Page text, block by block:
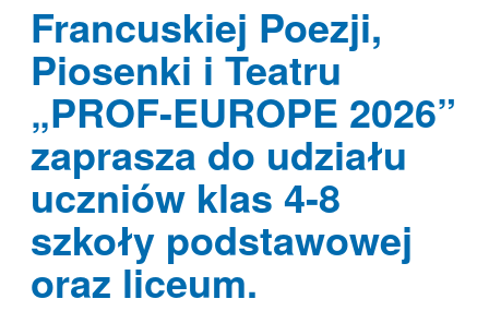
Francuskiej Poezji,
Piosenki i Teatru
„PROF-EUROPE 2026”
zaprasza do udziału
uczniów klas 4-8
szkoły podstawowej
oraz liceum.